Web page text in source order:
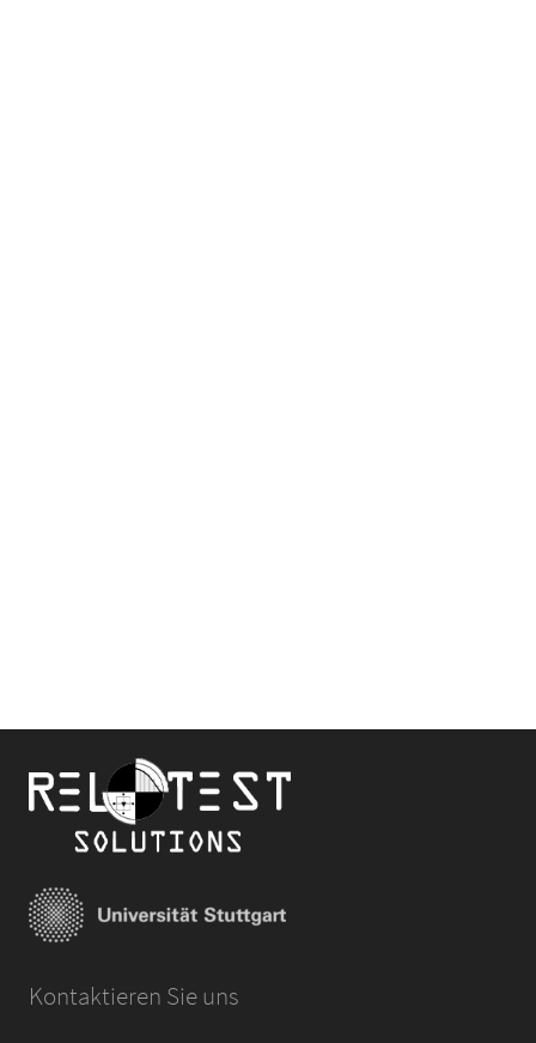
Kontaktieren Sie uns